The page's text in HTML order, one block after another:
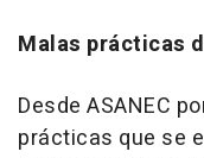
Malas prácticas
Desde ASANEC
prácticas que se